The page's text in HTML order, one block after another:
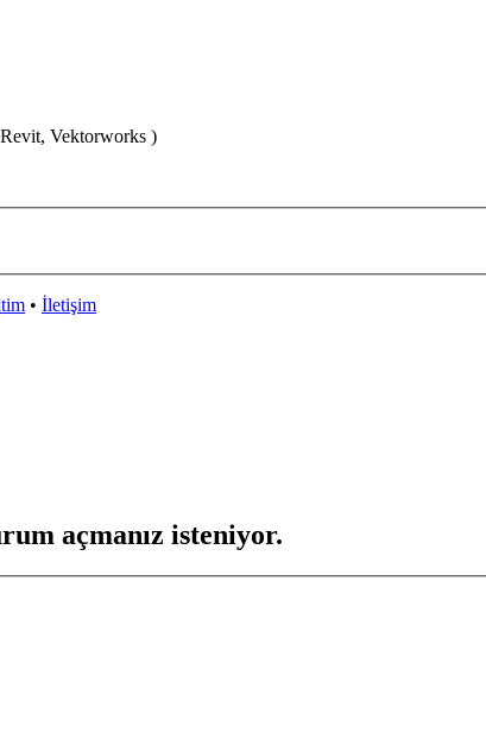
Vektorworks )
• İletişim
açmanız isteniyor.